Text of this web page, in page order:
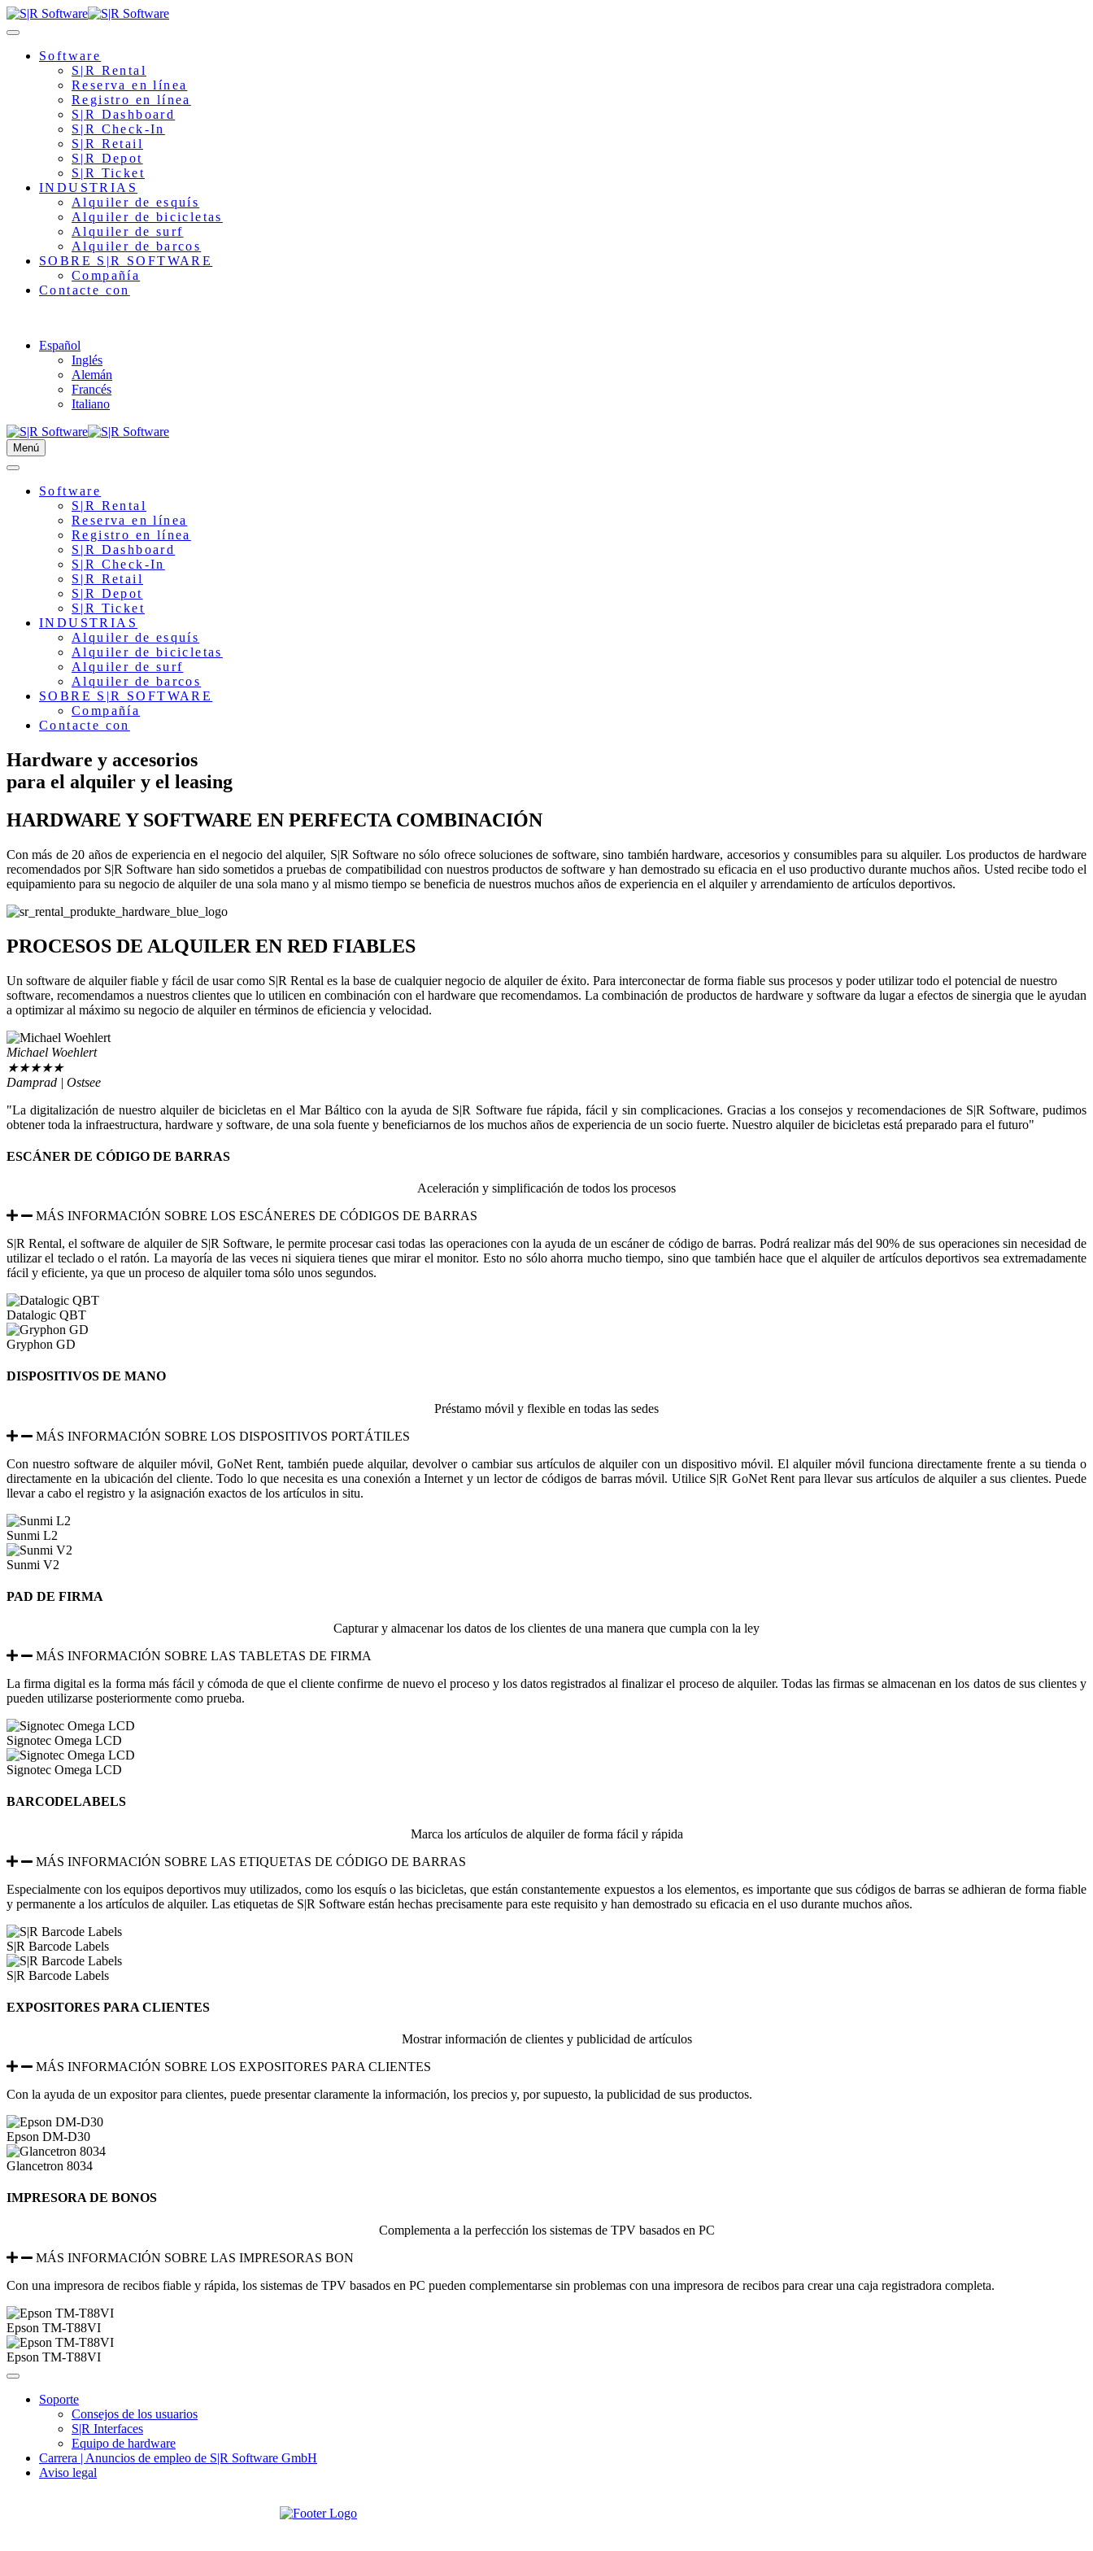
Software
S|R Rental
Reserva en línea
Registro en línea
S|R Dashboard
S|R Check-In
S|R Retail
S|R Depot
S|R Ticket
INDUSTRIAS
Alquiler de esquís
Alquiler de bicicletas
Alquiler de surf
Alquiler de barcos
SOBRE S|R SOFTWARE
Compañía
Contacte con
Español
Inglés
Alemán
Francés
Italiano
Menú
Software
S|R Rental
Reserva en línea
Registro en línea
S|R Dashboard
S|R Check-In
S|R Retail
S|R Depot
S|R Ticket
INDUSTRIAS
Alquiler de esquís
Alquiler de bicicletas
Alquiler de surf
Alquiler de barcos
SOBRE S|R SOFTWARE
Compañía
Contacte con
Hardware y accesorios
para el alquiler y el leasing
HARDWARE Y SOFTWARE EN PERFECTA COMBINACIÓN
Con más de 20 años de experiencia en el negocio del alquiler, S|R Software no sólo ofrece soluciones de software, sino también hardware, accesorios y consumibles para su alquiler. Los productos de hardware
recomendados por S|R Software han sido sometidos a pruebas de compatibilidad con nuestros productos de software y han demostrado su eficacia en el uso productivo durante muchos años. Usted recibe todo el
equipamiento para su negocio de alquiler de una sola mano y al mismo tiempo se beneficia de nuestros muchos años de experiencia en el alquiler y arrendamiento de artículos deportivos.
PROCESOS DE ALQUILER EN RED FIABLES
Un software de alquiler fiable y fácil de usar como S|R Rental es la base de cualquier negocio de alquiler de éxito. Para interconectar de forma fiable sus procesos y poder utilizar todo el potencial de nuestro
software, recomendamos a nuestros clientes que lo utilicen en combinación con el hardware que recomendamos. La combinación de productos de hardware y software da lugar a efectos de sinergia que le ayudan
a optimizar al máximo su negocio de alquiler en términos de eficiencia y velocidad.
Michael Woehlert
★★★★★
Damprad | Ostsee
"La digitalización de nuestro alquiler de bicicletas en el Mar Báltico con la ayuda de S|R Software fue rápida, fácil y sin complicaciones. Gracias a los consejos y recomendaciones de S|R Software, pudimos
obtener toda la infraestructura, hardware y software, de una sola fuente y beneficiarnos de los muchos años de experiencia de un socio fuerte. Nuestro alquiler de bicicletas está preparado para el futuro"
ESCÁNER DE CÓDIGO DE BARRAS
Aceleración y simplificación de todos los procesos
MÁS INFORMACIÓN SOBRE LOS ESCÁNERES DE CÓDIGOS DE BARRAS
S|R Rental, el software de alquiler de S|R Software, le permite procesar casi todas las operaciones con la ayuda de un escáner de código de barras. Podrá realizar más del 90% de sus operaciones sin necesidad de
utilizar el teclado o el ratón. La mayoría de las veces ni siquiera tienes que mirar el monitor. Esto no sólo ahorra mucho tiempo, sino que también hace que el alquiler de artículos deportivos sea extremadamente
fácil y eficiente, ya que un proceso de alquiler toma sólo unos segundos.
Datalogic QBT
Gryphon GD
DISPOSITIVOS DE MANO
Préstamo móvil y flexible en todas las sedes
MÁS INFORMACIÓN SOBRE LOS DISPOSITIVOS PORTÁTILES
Con nuestro software de alquiler móvil, GoNet Rent, también puede alquilar, devolver o cambiar sus artículos de alquiler con un dispositivo móvil. El alquiler móvil funciona directamente frente a su tienda o
directamente en la ubicación del cliente. Todo lo que necesita es una conexión a Internet y un lector de códigos de barras móvil. Utilice S|R GoNet Rent para llevar sus artículos de alquiler a sus clientes. Puede
llevar a cabo el registro y la asignación exactos de los artículos in situ.
Sunmi L2
Sunmi V2
PAD DE FIRMA
Capturar y almacenar los datos de los clientes de una manera que cumpla con la ley
MÁS INFORMACIÓN SOBRE LAS TABLETAS DE FIRMA
La firma digital es la forma más fácil y cómoda de que el cliente confirme de nuevo el proceso y los datos registrados al finalizar el proceso de alquiler. Todas las firmas se almacenan en los datos de sus clientes y
pueden utilizarse posteriormente como prueba.
Signotec Omega LCD
Signotec Omega LCD
BARCODELABELS
Marca los artículos de alquiler de forma fácil y rápida
MÁS INFORMACIÓN SOBRE LAS ETIQUETAS DE CÓDIGO DE BARRAS
Especialmente con los equipos deportivos muy utilizados, como los esquís o las bicicletas, que están constantemente expuestos a los elementos, es importante que sus códigos de barras se adhieran de forma fiable
y permanente a los artículos de alquiler. Las etiquetas de S|R Software están hechas precisamente para este requisito y han demostrado su eficacia en el uso durante muchos años.
S|R Barcode Labels
S|R Barcode Labels
EXPOSITORES PARA CLIENTES
Mostrar información de clientes y publicidad de artículos
MÁS INFORMACIÓN SOBRE LOS EXPOSITORES PARA CLIENTES
Con la ayuda de un expositor para clientes, puede presentar claramente la información, los precios y, por supuesto, la publicidad de sus productos.
Epson DM-D30
Glancetron 8034
IMPRESORA DE BONOS
Complementa a la perfección los sistemas de TPV basados en PC
MÁS INFORMACIÓN SOBRE LAS IMPRESORAS BON
Con una impresora de recibos fiable y rápida, los sistemas de TPV basados en PC pueden complementarse sin problemas con una impresora de recibos para crear una caja registradora completa.
Epson TM-T88VI
Epson TM-T88VI
Soporte
Consejos de los usuarios
S|R Interfaces
Equipo de hardware
Carrera | Anuncios de empleo de S|R Software GmbH
Aviso legal